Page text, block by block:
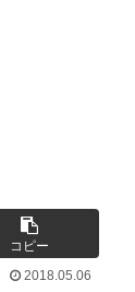
コピー
2018.05.06